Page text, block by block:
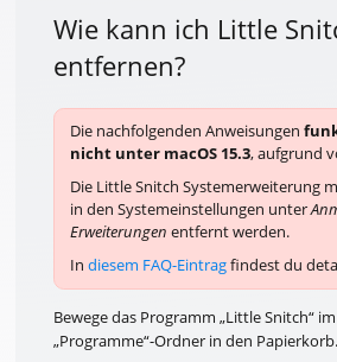
Shop
Support
Blog
Wie kann ich Little
entfernen?
Die nachfolgenden Anweisungen
nicht unter macOS 15.3, aufgrund
Die Little Snitch Systemerweiterung
in den Systemeinstellungen unter
Erweiterungen entfernt werden.
Indiesem FAQ-Eintragfindest du
Bewege das Programm „Little Snitch“
„Programme“-Ordner in den Papierkorb.